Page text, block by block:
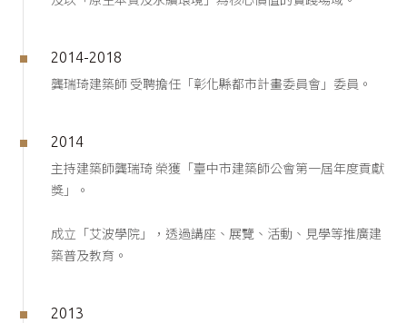
2014-2018
龔瑞琦建築師 受聘擔任「彰化縣都市計畫委員會」委員。
2014
主持建築師龔瑞琦 榮獲「臺中市建築師公會第一屆年度貢獻
獎」。
成立「艾波學院」，透過講座、展覽、活動、見學等推廣建
築普及教育。
2013